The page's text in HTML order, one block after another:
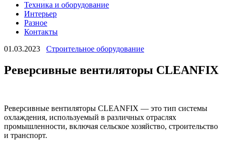
Техника и оборудование
Интерьер
Разное
Контакты
01.03.2023
Строительное оборудование
Реверсивные вентиляторы CLEANFIX
Реверсивные вентиляторы CLEANFIX — это тип системы
охлаждения, используемый в различных отраслях
промышленности, включая сельское хозяйство, строительство
и транспорт.